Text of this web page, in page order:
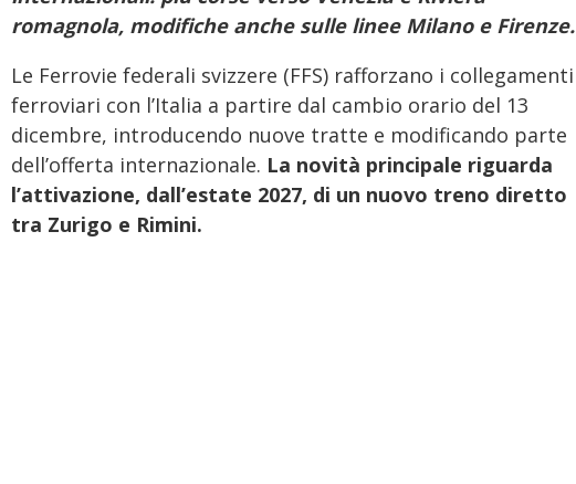
romagnola, modifiche anche sulle linee Milano e Firenze.
Le Ferrovie federali svizzere (FFS) rafforzano i collegamenti
ferroviari con l’Italia a partire dal cambio orario del 13
dicembre, introducendo nuove tratte e modificando parte
dell’offerta internazionale. La novità principale riguarda
l’attivazione, dall’estate 2027, di un nuovo treno diretto
tra Zurigo e Rimini.